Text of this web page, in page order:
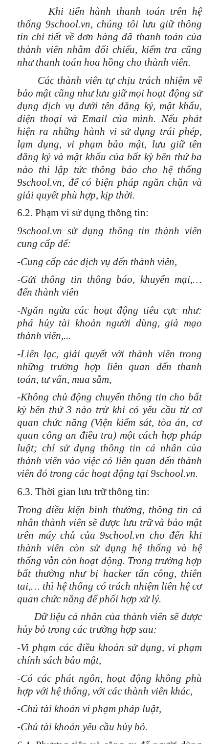
Khi tiến hành thanh toán trên hệ
thống 9school.vn, chúng tôi lưu giữ thông
tin chi tiết về đơn hàng đã thanh toán của
thành viên nhằm đối chiếu, kiểm tra cũng
như thanh toán hoa hồng cho thành viên.
Các thành viên tự chịu trách nhiệm về
bảo mật cũng như lưu giữ mọi hoạt động sử
dụng dịch vụ dưới tên đăng ký, mật khẩu,
điện thoại và Email của mình. Nếu phát
hiện ra những hành vi sử dụng trái phép,
lạm dụng, vi phạm bảo mật, lưu giữ tên
đăng ký và mật khẩu của bất kỳ bên thứ ba
nào thì lập tức thông báo cho hệ thống
9school.vn, để có biện pháp ngăn chặn và
giải quyết phù hợp, kịp thời.
6.2. Phạm vi sử dụng thông tin:
9school.vn sử dụng thông tin thành viên
cung cấp để:
-Cung cấp các dịch vụ đến thành viên,
-Gửi thông tin thông báo, khuyến mại,…
đến thành viên
-Ngăn ngừa các hoạt động tiêu cực như:
phá hủy tài khoản người dùng, giả mạo
thành viên,...
-Liên lạc, giải quyết với thành viên trong
những trường hợp liên quan đến thanh
toán, tư vấn, mua sắm,
-Không chủ động chuyển thông tin cho bất
kỳ bên thứ 3 nào trừ khi có yêu cầu từ cơ
quan chức năng (Viện kiểm sát, tòa án, cơ
quan công an điều tra) một cách hợp pháp
luật; chỉ sử dụng thông tin cá nhân của
thành viên vào việc có liên quan đến thành
viên đó trong các hoạt động tại 9school.vn.
6.3. Thời gian lưu trữ thông tin:
Trong điều kiện bình thường, thông tin cá
nhân thành viên sẽ được lưu trữ vàbảo mật
trên máy chủ của 9school.vn cho đến khi
thành viên còn sử dụng hệ thống và hệ
thống vẫn còn hoạt động. Trong trường hợp
bất thường như bị hacker tấn công, thiên
tai,… thì hệ thống có trách nhiệm liên hệ cơ
quan chức năng để phối hợp xử lý.
Dữ liệu cá nhân của thành viên sẽ được
hủy bỏ trong các trường hợp sau:
-Vi phạm các điều khoản sử dụng, vi phạm
chính sách bảo mật,
-Có các phát ngôn, hoạt động không phù
hợp với hệ thống, với các thành viên khác,
-Chủ tài khoản vi phạm pháp luật,
-Chủ tài khoản yêu cầu hủy bỏ.